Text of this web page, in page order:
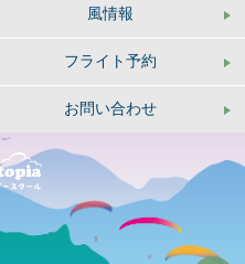
風情報
フライト予約
お問い合わせ